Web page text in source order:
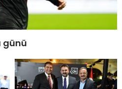
günü